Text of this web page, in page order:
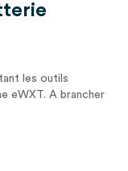
les outils
eWXT. A brancher